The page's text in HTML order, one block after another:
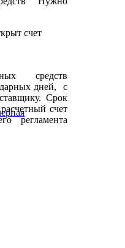
счет
средств
дней, с
Срок
счет
регламента